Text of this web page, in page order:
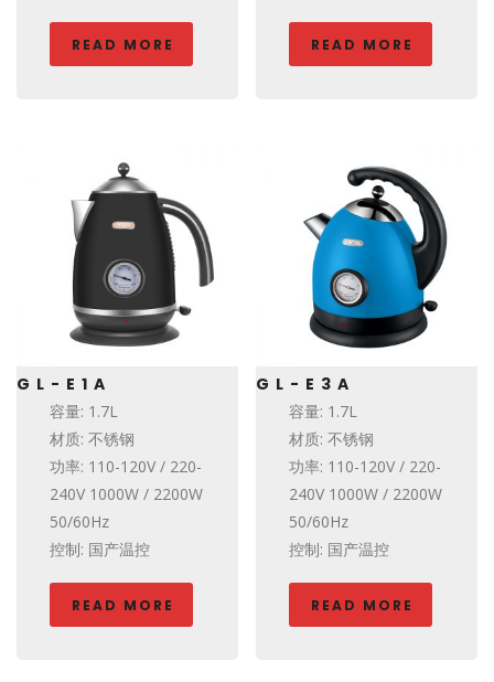
READ MORE READ MORE
GL-E1A
容量: 1.7L
材质: 不锈钢
功率: 110-120V / 220-
240V 1000W / 2200W
50/60Hz
控制: 国产温控
READ MORE
GL-E3A
容量: 1.7L
材质: 不锈钢
功率: 110-120V / 220-
240V 1000W / 2200W
50/60Hz
控制: 国产温控
READ MORE